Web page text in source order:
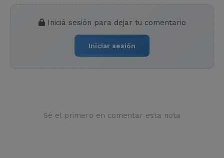
Iniciá sesión para dejar tu comentario
Iniciar sesión
Sé el primero en comentar esta nota